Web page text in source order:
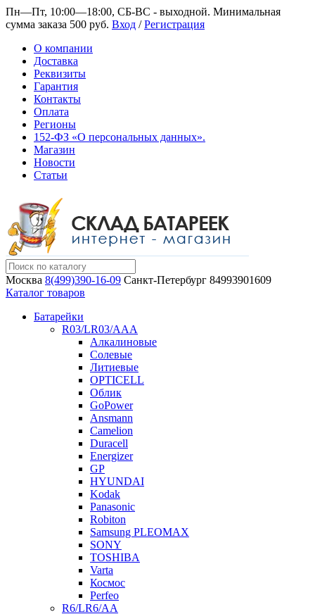
Пн—Пт, 10:00—18:00, СБ-ВС - выходной. Минимальная
сумма заказа 500 руб. Вход /Регистрация
О компании
Доставка
Реквизиты
Гарантия
Контакты
Оплата
Регионы
152-ФЗ «О персональных данных».
Магазин
Новости
Статьи
Москва 8(499)390-16-09 Санкт-Петербург 84993901609
Каталог товаров
Батарейки
R03/LR03/AAA
Алкалиновые
Солевые
Литиевые
OPTICELL
Облик
GoPower
Ansmann
Camelion
Duracell
Energizer
GP
HYUNDAI
Kodak
Panasonic
Robiton
Samsung PLEOMAX
SONY
TOSHIBA
Varta
Космос
Perfeo
R6/LR6/AA